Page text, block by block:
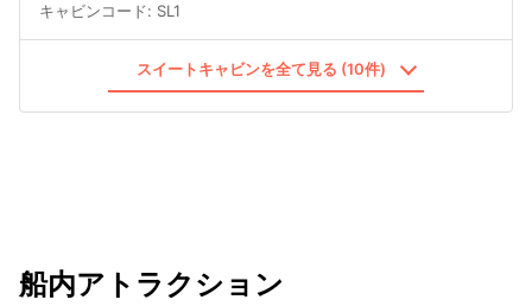
キャビンコード: SL1
スイートキャビンを全て見る (10件)
船内アトラクション